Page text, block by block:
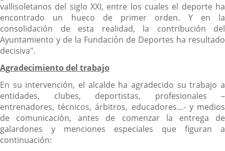
vallisoletanos del siglo XXI, entre los cuales el deporte ha
encontrado un hueco de primer orden. Y en la
consolidación de esta realidad, la contribución del
Ayuntamiento y de la Fundación de Deportes ha resultado
decisiva".
Agradecimiento del trabajo
En su intervención, el alcalde ha agradecido su trabajo a
entidades, clubes, deportistas, profesionales –
entrenadores, técnicos, árbitros, educadores…- y medios
de comunicación, antes de comenzar la entrega de
galardones y menciones especiales que figuran a
continuación: